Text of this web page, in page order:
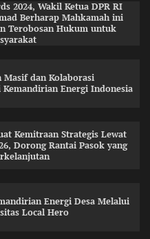
2024, Wakil Ketua DPR RI
Berharap Mahkamah ini
Terobosan Hukum untuk
Masif dan Kolaborasi
Energi Indonesia
Kemitraan Strategis Lewat
Dorong Rantai Pasok yang
Energi Desa Melalui
Local Hero